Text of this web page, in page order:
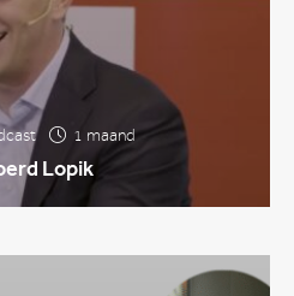
1 maand
Lopik